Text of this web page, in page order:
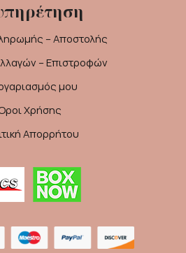
– Αποστολής
– Επιστροφών
μου
Χρήσης
Απορρήτου